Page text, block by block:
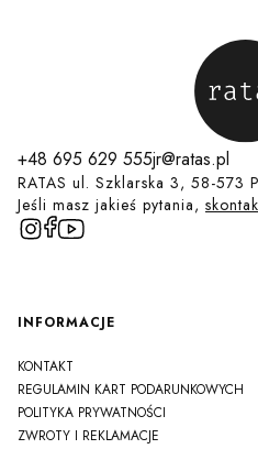
+48 695 629 555jr@ratas.pl
RATAS ul. Szklarska 3, 58-573
Jeśli masz jakieś pytania,
Linki w stopce
INFORMACJE
KONTAKT
REGULAMIN KART PODARUNKOWYCH
POLITYKA PRYWATNOŚCI
ZWROTY I REKLAMACJE